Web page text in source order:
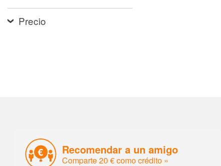
Precio
Recomendar a un amigo
Comparte 20 € como crédito »